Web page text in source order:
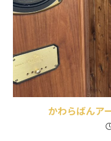
かわらばんア